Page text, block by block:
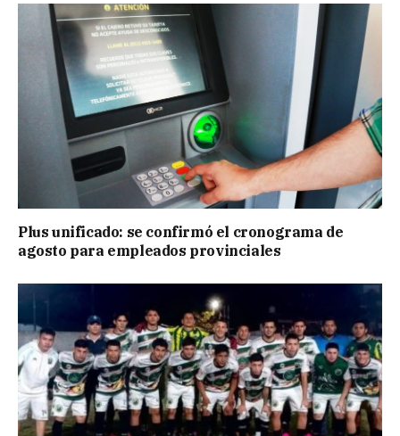
Plus unificado: se confirmó el cronograma de
agosto para empleados provinciales